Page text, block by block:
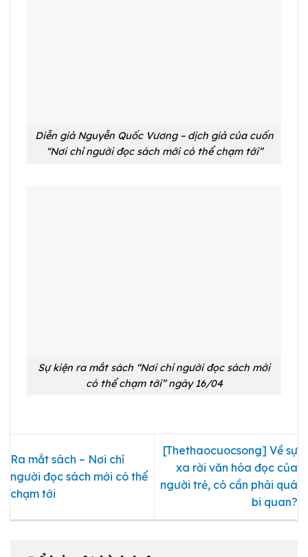
Diễn giả Nguyễn Quốc Vương – dịch giả của cuốn
“Nơi chỉ người đọc sách mới có thể chạm tới”
Sự kiện ra mắt sách “Nơi chỉ người đọc sách mới
có thể chạm tới” ngày 16/04
Ra mắt sách – Nơi chỉ
người đọc sách mới có thể
chạm tới
[Thethaocuocsong] Về sự
xa rời văn hóa đọc của
người trẻ, có cần phải quá
bi quan?